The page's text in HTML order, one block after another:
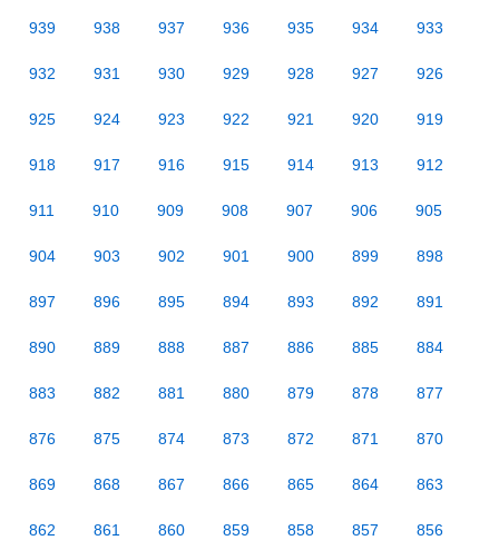
939 938 937 936 935 934 933
932 931 930 929 928 927 926
925 924 923 922 921 920 919
918 917 916 915 914 913 912
911 910 909 908 907 906 905
904 903 902 901 900 899 898
897 896 895 894 893 892 891
890 889 888 887 886 885 884
883 882 881 880 879 878 877
876 875 874 873 872 871 870
869 868 867 866 865 864 863
862 861 860 859 858 857 856